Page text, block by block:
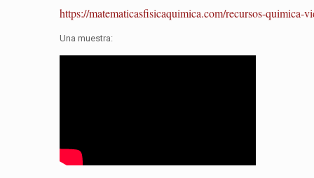
https://matematicasfisicaquimica.com/recursos-quimica-
Una muestra: